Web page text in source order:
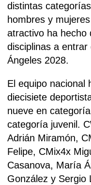
distintas
hombres y
atractivo ha hecho
disciplinas a
Ángeles 2028.
El equipo nacional
diecisiete
nueve en
categoría juvenil.
Adrián Miramón,
Felipe, CMix4x
Casanova, María
González y Sergio